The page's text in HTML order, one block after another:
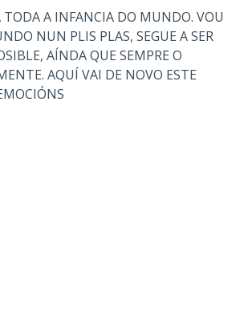
TODA A INFANCIA DO MUNDO. VOU
NUN PLIS PLAS, SEGUE A SER
AÍNDA QUE SEMPRE O
AQUÍ VAI DE NOVO ESTE